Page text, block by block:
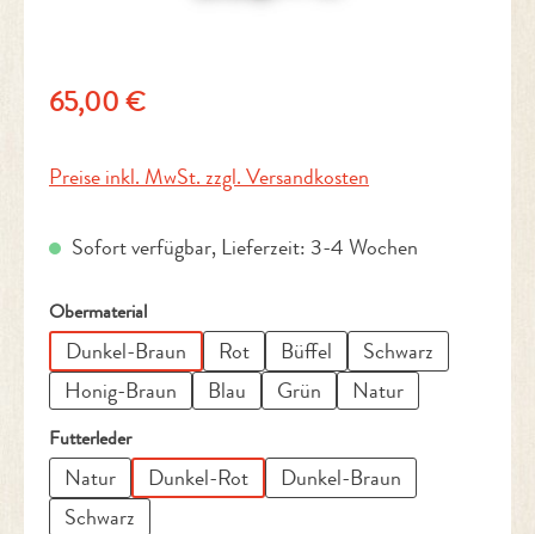
Regulärer Preis:
65,00 €
Preise inkl. MwSt. zzgl. Versandkosten
Sofort verfügbar, Lieferzeit: 3-4 Wochen
Obermaterialauswählen
Dunkel-Braun Rot Büffel
Schwarz
Honig-Braun
Blau Grün Natur
Futterlederauswählen
Natur Dunkel-Rot
Dunkel-Braun
Schwarz